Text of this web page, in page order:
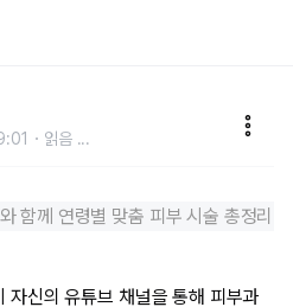
읽음 ...
함께 연령별 맞춤 피부 시술 총정리
신의 유튜브 채널을 통해 피부과